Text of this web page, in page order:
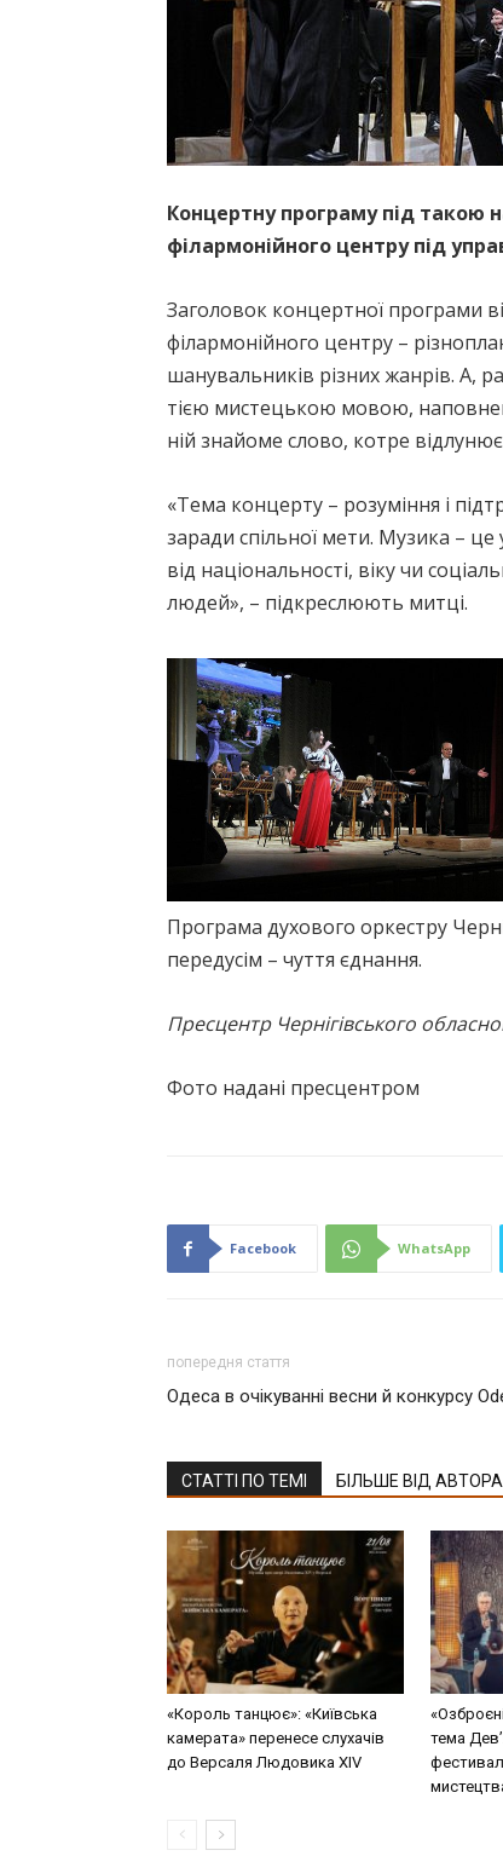
Концертну програму під такою
філармонійного центру під
Заголовок концертної програми
філармонійного центру –
шанувальників різних жанрів. А,
тією мистецькою мовою,
ній знайоме слово, котре
«Тема концерту – розуміння і
заради спільної мети. Музика –
від національності, віку чи
людей», – підкреслюють митці.
Програма духового оркестру
передусім – чуття єднання.
Пресцентр Чернігівського
Фото надані пресцентром
Facebook WhatsApp
попередня стаття
Одеса в очікуванні весни й конкурсу
СТАТТІ ПО ТЕМІ БІЛЬШЕ ВІД АВТОРА
«Король танцює»: «Київська
камерата» перенесе слухачів
до Версаля Людовика XIV
тема